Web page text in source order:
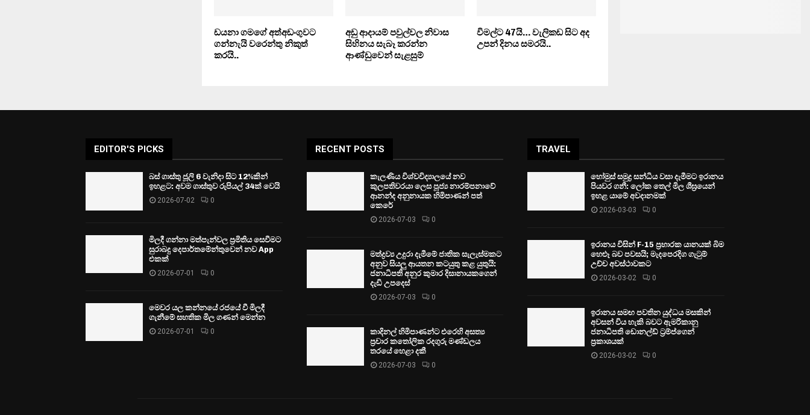
ඩයනා ගමගේ අත්අඩංගුවට
ගන්නැයි වරෙන්තු නිකුත්
කරයි..
අඩු ආදායම් පවුල්වල නිවාස
සිහිනය සැබෑ කරන්න
ආණ්ඩුවෙන් සැළසුම්
විමල්ට 47යි… වැලිකඩ සිට අද
උපන් දිනය සමරයි..
EDITOR'S PICKS
බස් ගාස්තු ජූලි 6 වැනිදා සිට 12%කින්
ඉහළට: අවම ගාස්තුව රුපියල් 34ක් වෙයි
2026-07-02 0
මිලදී ගන්නා මත්පැන්වල ප්‍රමිතිය සෙවීමට
සුරාබදු දෙපාර්තමේන්තුවෙන් නව App
එකක්
2026-07-01 0
මෙවර යල කන්නයේ රජයේ වී මිලදී
ගැනීමේ සහතික මිල ගණන් මෙන්න
2026-07-01 0
RECENT POSTS
කැලණිය විශ්වවිද්‍යාලයේ නව
කුලපතිවරයා ලෙස පූජ්‍ය නාරම්පනාවේ
ආනන්ද අනුනායක හිමිපාණන් පත්
කෙරේ
2026-07-03 0
මත්ද්‍රව්‍ය උදුරා දැමීමේ ජාතික සැලැස්මකට
අනුව සියලු ආයතන කටයුතු කළ යුතුයි:
ජනාධිපති අනුර කුමාර දිසානායකගෙන්
දැඩි උපදෙස්
2026-07-03 0
කාදිනල් හිමිපාණන්ට එරෙහි අසත්‍ය
ප්‍රචාර කතෝලික රදගුරු මණ්ඩලය
තරයේ හෙළා දකී
2026-07-03 0
TRAVEL
හෝමුස් සමුද්‍ර සන්ධිය වසා දැමීමට ඉරානය
පියවර ගනී: ලෝක තෙල් මිල ශීඝ්‍රයෙන්
ඉහළ යාමේ අවදානමක්
2026-03-03 0
ඉරානය විසින් F-15 ප්‍රහාරක යානයක් බිම
හෙළූ බව පවසයි; මැදපෙරදිග ගැටුම්
උච්ච අවස්ථාවකට
2026-03-02 0
ඉරානය සමඟ පවතින යුද්ධය මසකින්
අවසන් විය හැකි බවට ඇමරිකානු
ජනාධිපති ඩොනල්ඩ් ට්‍රම්ප්ගෙන්
ප්‍රකාශයක්
2026-03-02 0